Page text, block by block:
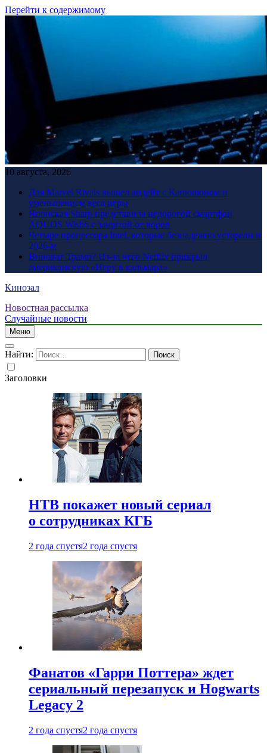
Перейти к содержимому
10 августа, 2026
Для Marvel Rivals вышел апдейт с Капюшоном и
уменьшением веса игры
Японская Sharp представила недорогой смартфон
AQUOS Wish6 с защитой от воров
Четыре процессора Intel, которые безнадежно устарели в
2026-м
Виноват Трамп? Из-за чего Netflix прикрыл
американскую «Игру в кальмара»
Кинозал
Новостная рассылка
Случайные новости
Меню
Найти:
Заголовки
НТВ покажет новый сериал
о сотрудниках КГБ
2 года спустя2 года спустя
Фанатов «Гарри Поттера» ждет
сериальный перезапуск и Hogwarts
Legacy 2
2 года спустя2 года спустя